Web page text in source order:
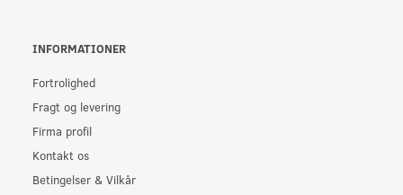
INFORMATIONER
Fortrolighed
Fragt og levering
Firma profil
Kontakt os
Betingelser & Vilkår